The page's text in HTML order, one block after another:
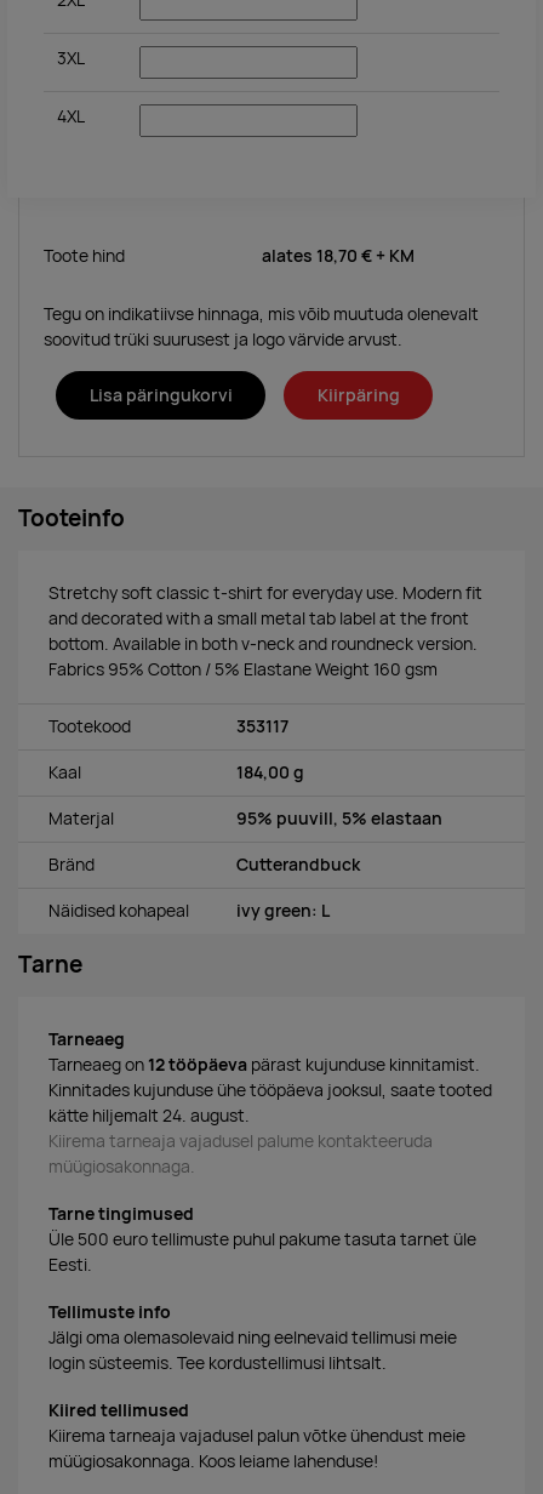
3XL
4XL
Toote hind alates 18,70 € + KM
Tegu on indikatiivse hinnaga, mis võib muutuda olenevalt
soovitud trüki suurusest ja logo värvide arvust.
Lisa päringukorvi Kiirpäring
Tooteinfo
Stretchy soft classic t-shirt for everyday use. Modern fit
and decorated with a small metal tab label at the front
bottom. Available in both v-neck and roundneck version.
Fabrics 95% Cotton / 5% Elastane Weight 160 gsm
Tootekood 353117
Kaal 184,00 g
Materjal 95% puuvill, 5% elastaan
Bränd Cutterandbuck
Näidised kohapeal ivy green: L
Tarne
Tarneaeg
Tarneaeg on 12 tööpäeva pärast kujunduse kinnitamist.
Kinnitades kujunduse ühe tööpäeva jooksul, saate tooted
kätte hiljemalt 24. august.
Kiirema tarneaja vajadusel palume kontakteeruda
müügiosakonnaga.
Tarne tingimused
Üle 500 euro tellimuste puhul pakume tasuta tarnet üle
Eesti.
Tellimuste info
Jälgi oma olemasolevaid ning eelnevaid tellimusi meie
login süsteemis. Tee kordustellimusi lihtsalt.
Kiired tellimused
Kiirema tarneaja vajadusel palun võtke ühendust meie
müügiosakonnaga. Koos leiame lahenduse!